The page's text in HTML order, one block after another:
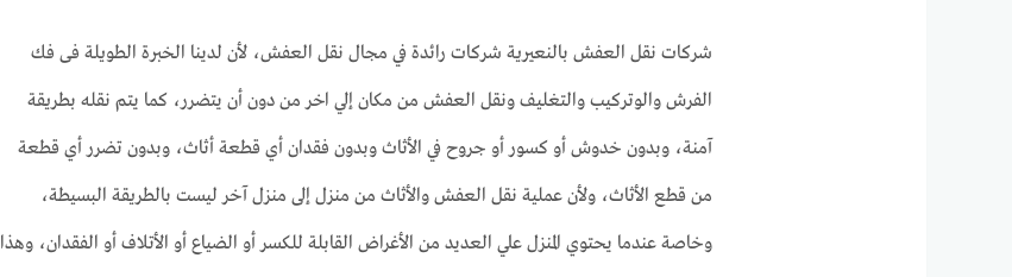
شركات نقل العفش بالنعيرية شركات رائدة في مجال نقل العفش، لأن لدينا الخبرة الطويلة فى فك
الفرش والوتركيب والتغليف ونقل العفش من مكان إلي اخر من دون أن يتضرر، كما يتم نقله بطريقة
آمنة، وبدون خدوش أو كسور أو جروح في الأثاث وبدون فقدان أي قطعة أثاث، وبدون تضرر أي قطعة
من قطع الأثاث، ولأن عملية نقل العفش والأثاث من منزل إلى منزل آخر ليست بالطريقة البسيطة،
وخاصة عندما يحتوي المنزل علي العديد من الأغراض القابلة للكسر أو الضياع أو الأتلاف أو الفقدان، وهذا